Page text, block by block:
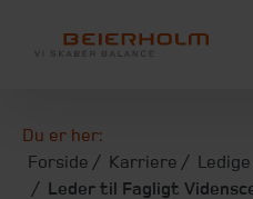
Du er her:
Forside
Karriere
Leder til Fagligt